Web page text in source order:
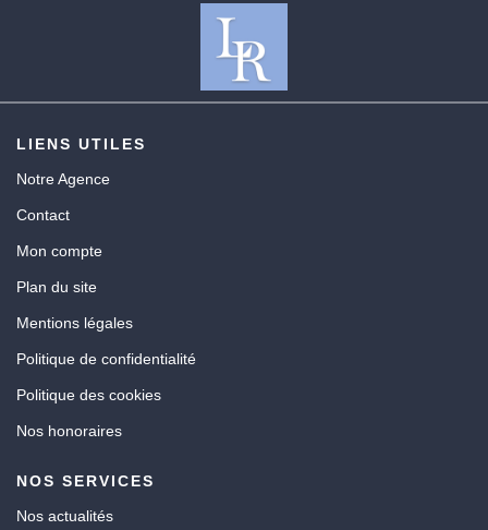
LIENS UTILES
Notre Agence
Contact
Mon compte
Plan du site
Mentions légales
Politique de confidentialité
Politique des cookies
Nos honoraires
NOS SERVICES
Nos actualités